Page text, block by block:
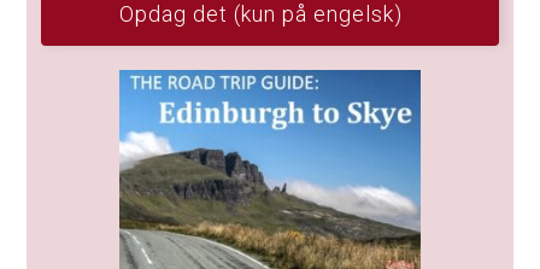
Opdag det (kun på engelsk)